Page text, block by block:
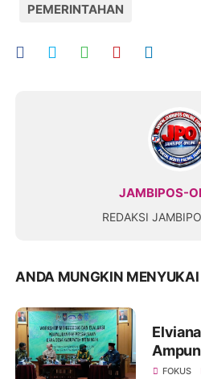
PEMERINTAHAN
JAMBIPOS-
REDAKSI
ANDA MUNGKIN
FOKUS